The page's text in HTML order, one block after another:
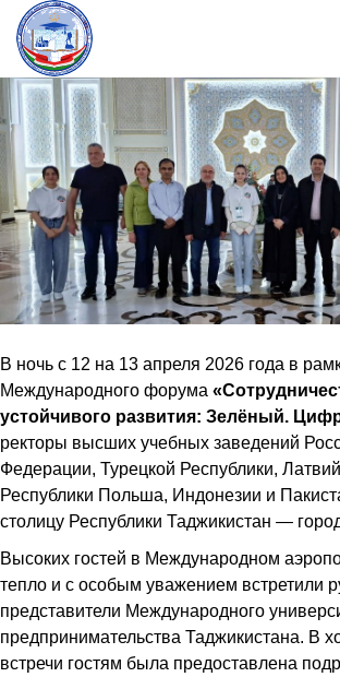
В ночь с 12 на 13 апреля 2026 года в
Международного форума
устойчивого развития: Зелёный.
ректоры высших учебных заведений
Федерации, Турецкой Республики,
Республики Польша, Индонезии и
столицу Республики Таджикистан —
Высоких гостей в Международном
тепло и с особым уважением встретили
представители Международного
предпринимательства Таджикистана. В
встречи гостям была предоставлена